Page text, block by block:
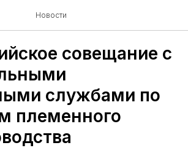
Новости
совещание с
службами по
племенного